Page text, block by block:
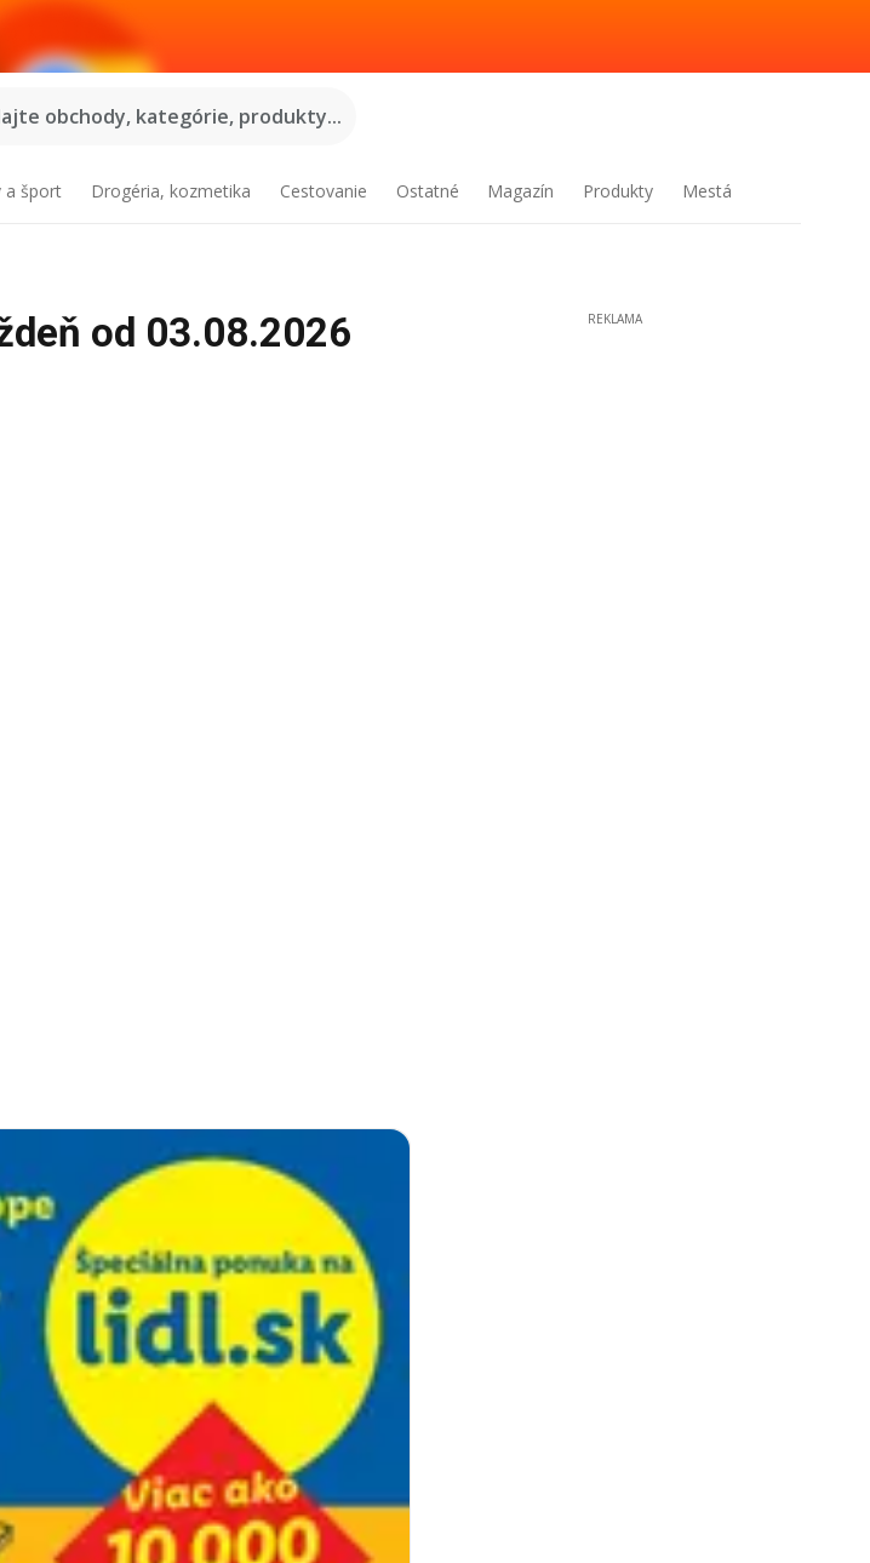
obchody, kategórie, produkty...
a šport Drogéria, kozmetika Cestovanie Ostatné Magazín Produkty Mestá
od 03.08.2026 REKLAMA